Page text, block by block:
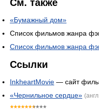
См. также
«Бумажный дом»
Список фильмов жанра
Список фильмов жанра
Ссылки
InkheartMovie — сайт
«Чернильное сердце»